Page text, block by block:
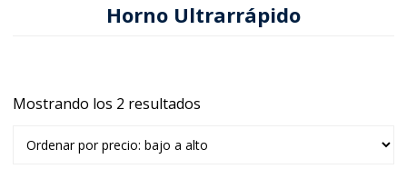
Horno Ultrarrápido
Mostrando los 2 resultados
precio: